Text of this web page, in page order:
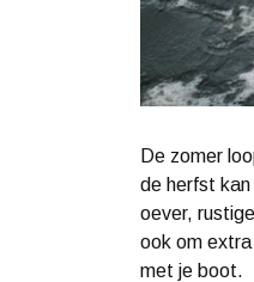
De zomer
de herfst
oever,
ook om
met je boot.